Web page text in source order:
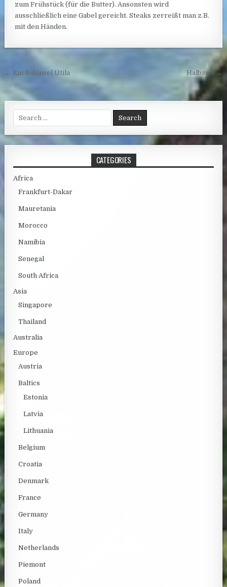
zum Frühstück (für die Butter). Ansonsten wird
ausschließlich eine Gabel gereicht. Steaks zerreißt man z.B.
mit den Händen.
Post navigation
← Karibikinsel Utila Halbzeit →
Search for:
CATEGORIES
Africa
Frankfurt-Dakar
Mauretania
Morocco
Namibia
Senegal
South Africa
Asia
Singapore
Thailand
Australia
Europe
Austria
Baltics
Estonia
Latvia
Lithuania
Belgium
Croatia
Denmark
France
Germany
Italy
Netherlands
Piemont
Poland